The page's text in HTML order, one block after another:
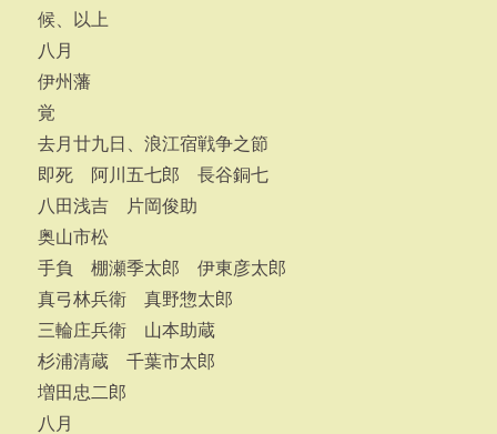
候、以上
八月
伊州藩
覚
去月廿九日、浪江宿戦争之節
即死 阿川五七郎 長谷銅七
八田浅吉 片岡俊助
奥山市松
手負 棚瀬季太郎 伊東彦太郎
真弓林兵衛 真野惣太郎
三輪庄兵衛 山本助蔵
杉浦清蔵 千葉市太郎
増田忠二郎
八月